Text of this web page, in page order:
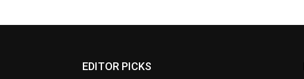
EDITOR PICKS